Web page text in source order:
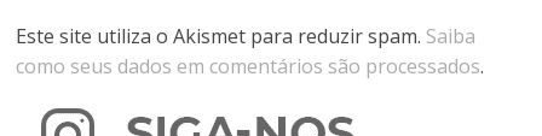
Este site utiliza o Akismet para reduzir spam. Saiba
como seus dados em comentários são processados.